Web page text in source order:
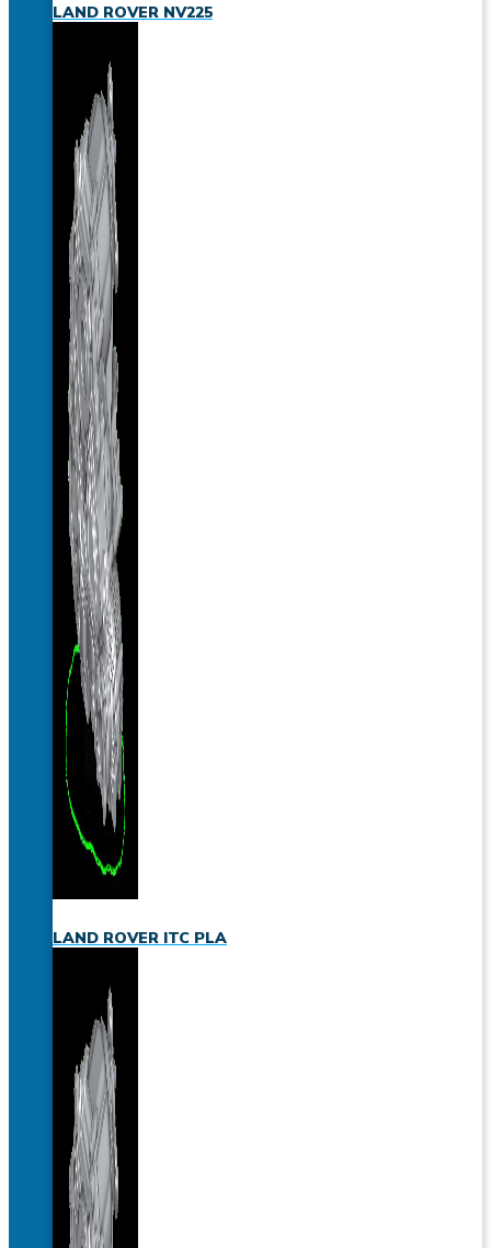
LAND ROVER NV225
LAND ROVER ITC PLA